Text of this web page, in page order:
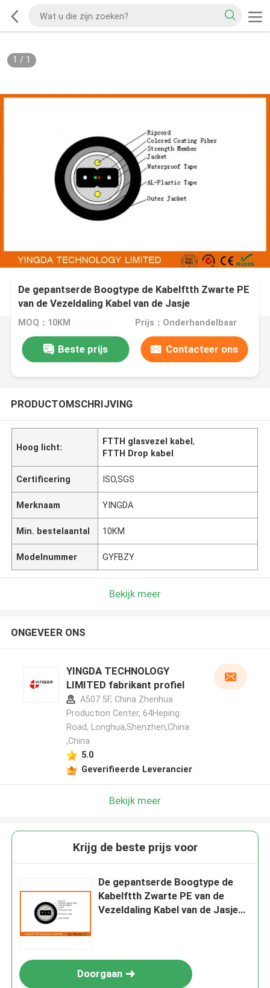
1 / 1
De gepantserde Boogtype de Kabelftth Zwarte PE
van de Vezeldaling Kabel van de Jasje
Openluchtbuis
MOQ：10KM Prijs：Onderhandelbaar
Beste prijs Contacteer ons
PRODUCTOMSCHRIJVING
Hoog licht:
FTTH glasvezel kabel,
FTTH Drop kabel
Certificering ISO,SGS
Merknaam YINGDA
Min. bestelaantal 10KM
Modelnummer GYFBZY
Bekijk meer
ONGEVEER ONS
YINGDA TECHNOLOGY
LIMITED fabrikant profiel
A507 5F, China Zhenhua
Production Center, 64Heping
Road, Longhua,Shenzhen,China
,China
5.0
Geverifieerde Leverancier
Bekijk meer
Krijg de beste prijs voor
De gepantserde Boogtype de
Kabelftth Zwarte PE van de
Vezeldaling Kabel van de Jasje
Doorgaan